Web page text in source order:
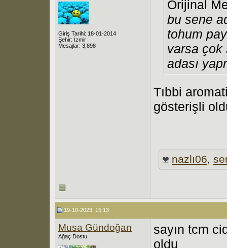
Giriş Tarihi: 18-01-2014
Şehir: İzmir
Mesajlar: 3,898
Orijinal
bu sene
tohum
varsa çok
adası
Tıbbi
gösterişli
nazlı06,
19-10-2023, 15:13
Musa Gündoğan
Ağaç Dostu
sayın tcm
oldu